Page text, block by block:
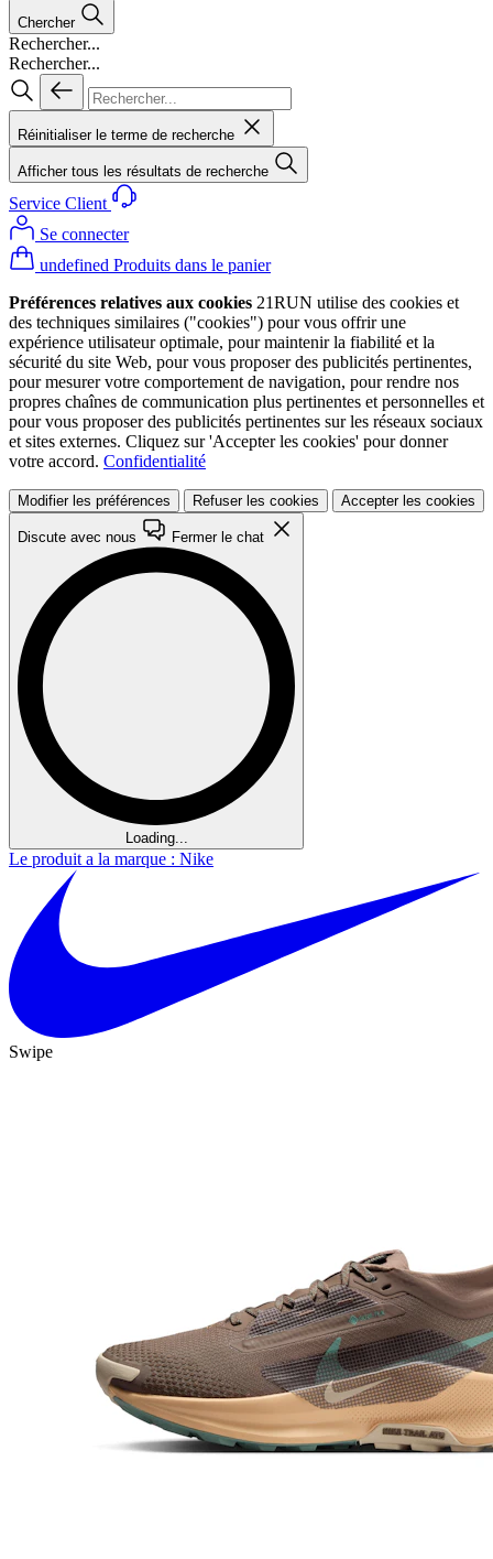
Chercher
Rechercher...
Rechercher...
Réinitialiser le terme de recherche
Afficher tous les résultats de recherche
Service Client
Se connecter
undefined Produits dans le panier
Préférences relatives aux cookies 21RUN utilise des cookies et
des techniques similaires ("cookies") pour vous offrir une
expérience utilisateur optimale, pour maintenir la fiabilité et la
sécurité du site Web, pour vous proposer des publicités pertinentes,
pour mesurer votre comportement de navigation, pour rendre nos
propres chaînes de communication plus pertinentes et personnelles et
pour vous proposer des publicités pertinentes sur les réseaux sociaux
et sites externes. Cliquez sur 'Accepter les cookies' pour donner
votre accord. Confidentialité
Modifier les préférences Refuser les cookies Accepter les cookies
Discute avec nous Fermer le chat
Loading...
Le produit a la marque : Nike
Swipe